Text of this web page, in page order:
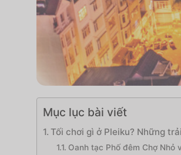
Mục lục bài viết
Tối chơi gì ở Pleiku? Những
Oanh tạc Phố đêm Chợ Nhỏ